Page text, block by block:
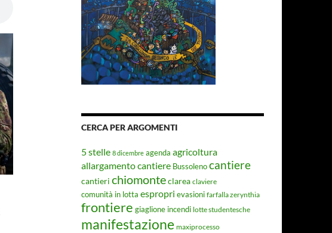
CERCA PER ARGOMENTI
5 stelle 8 dicembre agenda agricoltura
allargamento cantiere Bussolenocantiere
cantieri chiomonteclarea claviere
comunità in lotta espropri evasioni farfalla zerynthia
frontiere giaglione incendi lotte studentesche
manifestazione maxiprocesso